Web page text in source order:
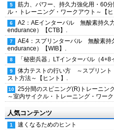
筋力、パワー、持久力強化用・60
ル・トレーニング・ワークアウト～【ヒ
A2：AEインターバル 無酸素持久
endurance）【CTB】.
AE4：スプリンターバル 無酸素持
endurance）【WIB】.
「秘密兵器」LTインターバル（4+8
体力テストの行い方 ～スプリント
スト方法～【ヒント】.
25分間のスピニング(R)トレーニ
～室内サイクル・トレーニング・ワーク
人気コンテンツ
速くなるためのヒント